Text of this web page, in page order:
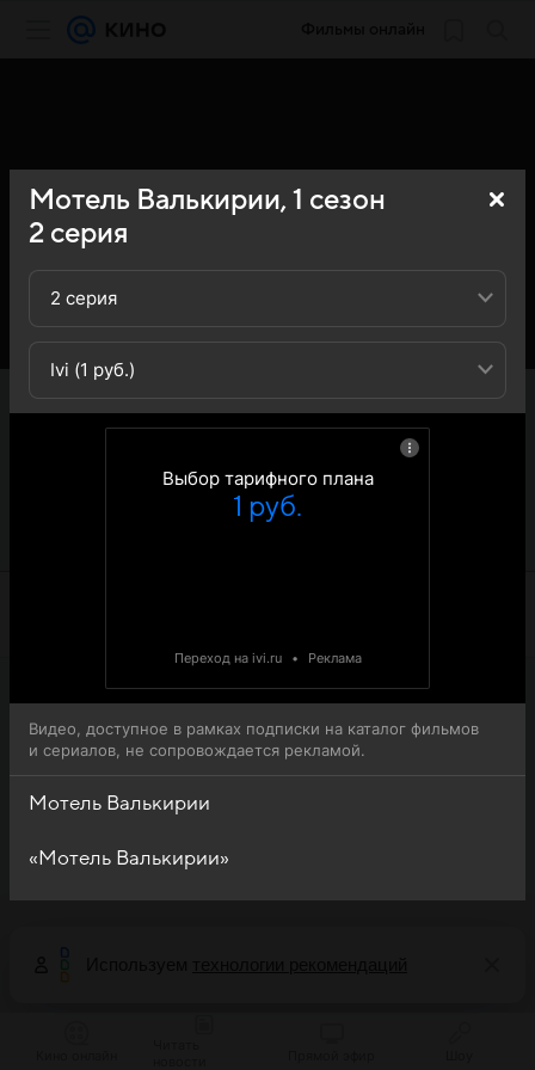
«Кино Mail» представляет вашему вниманию 2-ю серию
1-го сезона сериала Мотель Валькирии (Motel Valkirias):
вы можете ознакомиться с кратким содержанием 2-й
серии 1-ого сезона телесериала Мотель Валькирии
(Motel Valkirias) - обратите внимание, что 2-я серия 1-го
сезона сериала Мотель Валькирии (Motel Valkirias)
Мотель Валькирии, 1 сезон
2 серия
2 серия
Ivi (1 руб.)
Выбор тарифного плана
1 руб.
Переход на ivi.ru • Реклама
Видео, доступное в рамках подписки на каталог фильмов
и сериалов, не сопровождается рекламой.
Мотель Валькирии
«Мотель Валькирии»